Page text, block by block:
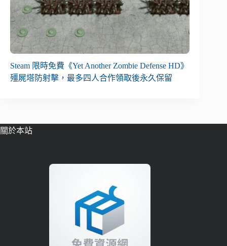
Steam 限時免費《Yet Another Zombie Defense HD》
殭屍塔防射擊，最多四人合作領取後永久保留
關於本站